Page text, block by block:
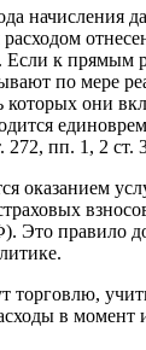
начисления
Если к прямым
по мере
которых они
272, пп. 1, 2
оказанием
Это правило
торговлю,
в момент